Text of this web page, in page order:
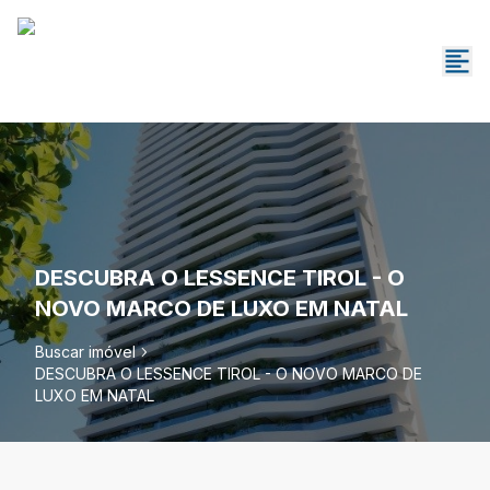
DESCUBRA O LESSENCE TIROL - O
NOVO MARCO DE LUXO EM NATAL
Buscar imóvel
DESCUBRA O LESSENCE TIROL - O NOVO MARCO DE
LUXO EM NATAL